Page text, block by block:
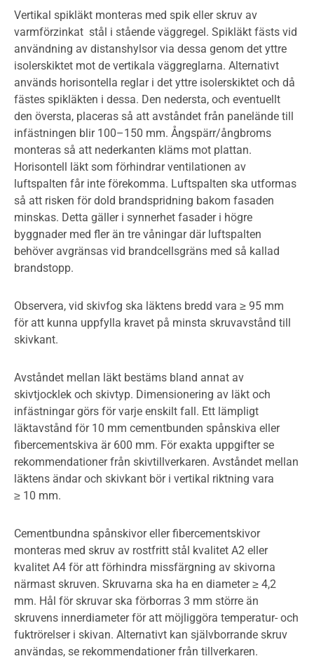
Vertikal spikläkt monteras med spik eller skruv av
varmförzinkat stål i stående väggregel. Spikläkt fästs vid
användning av distanshylsor via dessa genom det yttre
isolerskiktet mot de vertikala väggreglarna. Alternativt
används horisontella reglar i det yttre isolerskiktet och då
fästes spikläkten i dessa. Den nedersta, och eventuellt
den översta, placeras så att avståndet från panelände till
infästningen blir 100–150 mm. Ångspärr/ångbroms
monteras så att nederkanten kläms mot plattan.
Horisontell läkt som förhindrar ventilationen av
luftspalten får inte förekomma. Luftspalten ska utformas
så att risken för dold brandspridning bakom fasaden
minskas. Detta gäller i synnerhet fasader i högre
byggnader med fler än tre våningar där luftspalten
behöver avgränsas vid brandcellsgräns med så kallad
brandstopp.
Observera, vid skivfog ska läktens bredd vara ≥ 95 mm
för att kunna uppfylla kravet på minsta skruvavstånd till
skivkant.
Avståndet mellan läkt bestäms bland annat av
skivtjocklek och skivtyp. Dimensionering av läkt och
infästningar görs för varje enskilt fall. Ett lämpligt
läktavstånd för 10 mm cementbunden spånskiva eller
fibercementskiva är 600 mm. För exakta uppgifter se
rekommendationer från skivtillverkaren. Avståndet mellan
läktens ändar och skivkant bör i vertikal riktning vara
≥ 10 mm.
Cementbundna spånskivor eller fibercementskivor
monteras med skruv av rostfritt stål kvalitet A2 eller
kvalitet A4 för att förhindra missfärgning av skivorna
närmast skruven. Skruvarna ska ha en diameter ≥ 4,2
mm. Hål för skruvar ska förborras 3 mm större än
skruvens innerdiameter för att möjliggöra temperatur- och
fuktrörelser i skivan. Alternativt kan självborrande skruv
användas, se rekommendationer från tillverkaren.